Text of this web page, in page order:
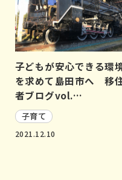
子どもが安心できる環
を求めて島田市へ 移
者ブログvol.…
子育て
2021.12.10